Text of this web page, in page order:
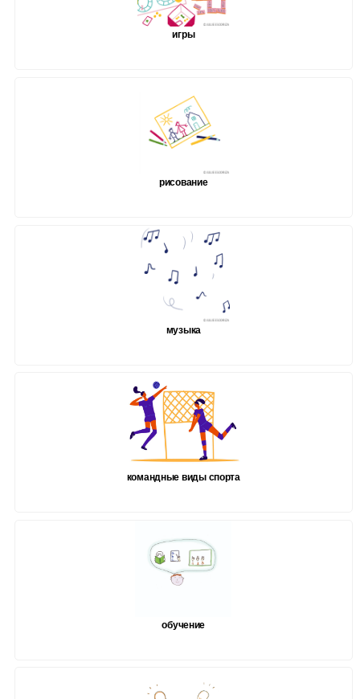
игры
рисование
музыка
командные виды спорта
обучение